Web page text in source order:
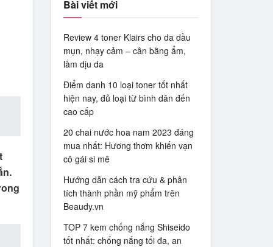
Bài viết mới
Review 4 toner Klairs cho da dầu
mụn, nhạy cảm – cân bằng ẩm,
làm dịu da
Điểm danh 10 loại toner tốt nhất
hiện nay, đủ loại từ bình dân đến
cao cấp
20 chai nước hoa nam 2023 đáng
mua nhất: Hương thơm khiến vạn
cô gái si mê
Hướng dẫn cách tra cứu & phân
tích thành phần mỹ phẩm trên
Beaudy.vn
TOP 7 kem chống nắng Shiseido
tốt nhất: chống nắng tối đa, an